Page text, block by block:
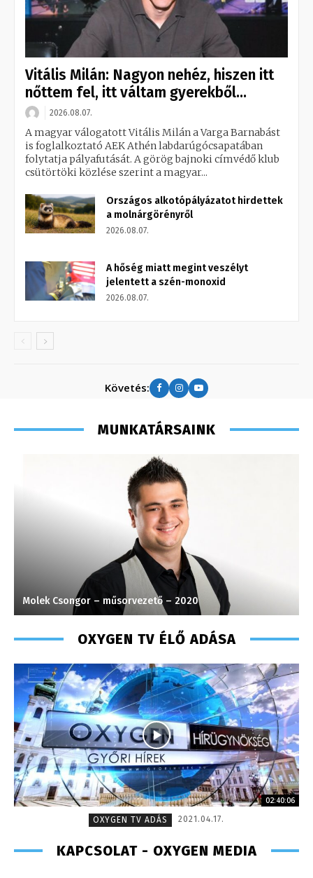
Vitális Milán: Nagyon nehéz, hiszen itt
nőttem fel, itt váltam gyerekből...
2026.08.07.
A magyar válogatott Vitális Milán a Varga Barnabást
is foglalkoztató AEK Athén labdarúgócsapatában
folytatja pályafutását. A görög bajnoki címvédő klub
csütörtöki közlése szerint a magyar...
Országos alkotópályázatot hirdettek
a molnárgörényről
2026.08.07.
A hőség miatt megint veszélyt
jelentett a szén-monoxid
2026.08.07.
Követés:
MUNKATÁRSAINK
Molek Csongor – műsorvezető – 2020
OXYGEN TV ÉLŐ ADÁSA
02:40:06
OXYGEN TV ADÁS
2021.04.17.
KAPCSOLAT - OXYGEN MEDIA